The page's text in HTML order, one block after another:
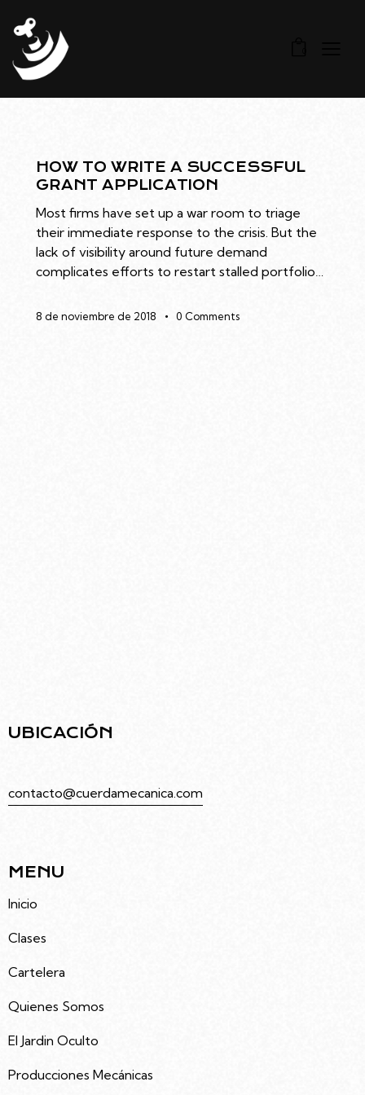
HOW TO WRITE A SUCCESSFUL
GRANT APPLICATION
Most firms have set up a war room to triage
their immediate response to the crisis. But the
lack of visibility around future demand
complicates efforts to restart stalled portfolio…
8 de noviembre de 2018 0 Comments
UBICACIÓN
contacto@cuerdamecanica.com
MENU
Inicio
Clases
Cartelera
Quienes Somos
El Jardin Oculto
Producciones Mecánicas